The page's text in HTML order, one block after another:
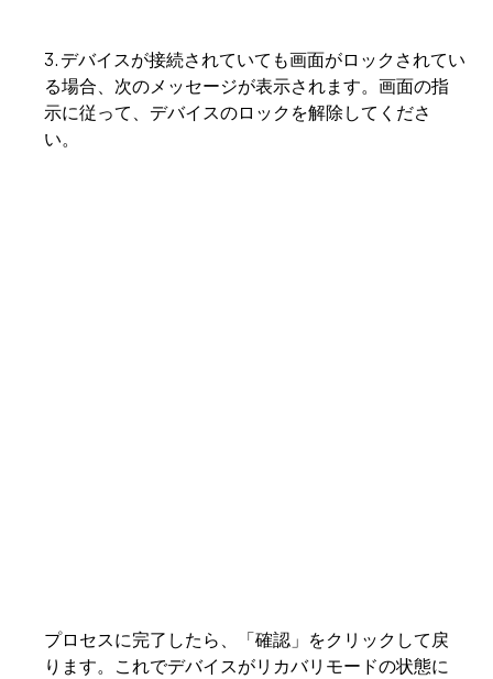
3. デバイスが接続されていても画面がロックされてい
る場合、次のメッセージが表示されます。画面の指
示に従って、デバイスのロックを解除してくださ
い。
プロセスに完了したら、「確認」をクリックして戻
ります。これでデバイスがリカバリモードの状態に